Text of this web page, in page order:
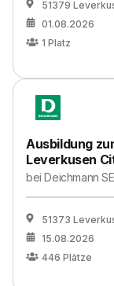
51379
01.08.2026
1 Platz
Ausbildung
Leverkusen
beiDeichmann SE
51373
15.08.2026
446 Plätze